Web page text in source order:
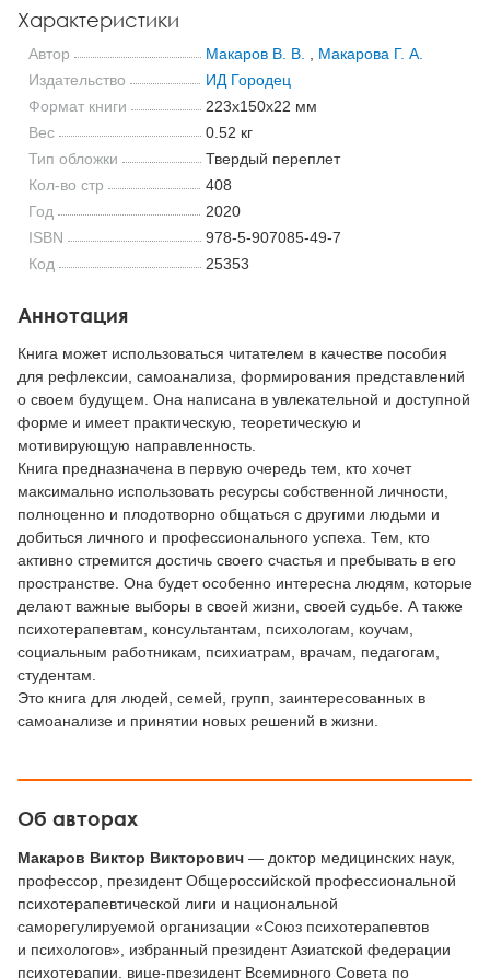
Характеристики
Автор Макаров В. В.
Макарова Г. А.
Издательство
ИД Городец
Формат книги
223x150x22 мм
Вес
0.52 кг
Тип обложки
Твердый переплет
Кол-во стр
408
Год
2020
ISBN
978-5-907085-49-7
Код
25353
Аннотация
Книга может использоваться читателем в качестве пособия
для рефлексии, самоанализа, формирования представлений
о своем будущем. Она написана в увлекательной и доступной
форме и имеет практическую, теоретическую и
мотивирующую направленность.
Книга предназначена в первую очередь тем, кто хочет
максимально использовать ресурсы собственной личности,
полноценно и плодотворно общаться с другими людьми и
добиться личного и профессионального успеха. Тем, кто
активно стремится достичь своего счастья и пребывать в его
пространстве. Она будет особенно интересна людям, которые
делают важные выборы в своей жизни, своей судьбе. А также
психотерапевтам, консультантам, психологам, коучам,
социальным работникам, психиатрам, врачам, педагогам,
студентам.
Это книга для людей, семей, групп, заинтересованных в
самоанализе и принятии новых решений в жизни.
Об авторах
Макаров Виктор Викторович — доктор медицинских наук,
профессор, президент Общероссийской профессиональной
психотерапевтической лиги и национальной
саморегулируемой организации «Союз психотерапевтов
и психологов», избранный президент Азиатской федерации
психотерапии, вице-президент Всемирного Совета по